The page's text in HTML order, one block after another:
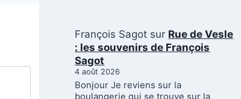
François Sagot sur Rue de Vesle
: les souvenirs de François
Sagot
4 août 2026
Bonjour Je reviens sur la
boulangerie qui se trouve sur la